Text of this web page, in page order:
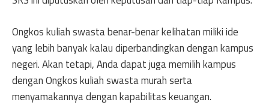
Ongkos kuliah swasta benar-benar kelihatan miliki ide
yang lebih banyak kalau diperbandingkan dengan kampus
negeri. Akan tetapi, Anda dapat juga memilih kampus
dengan Ongkos kuliah swasta murah serta
menyamakannya dengan kapabilitas keuangan.